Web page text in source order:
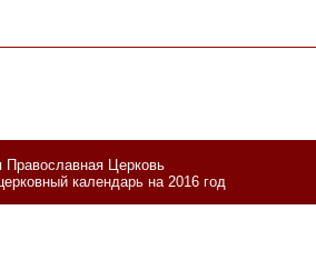
Православная Церковь
календарь на 2016 год